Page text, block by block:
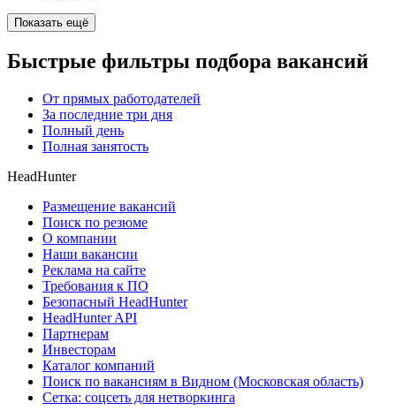
Показать ещё
Быстрые фильтры подбора вакансий
От прямых работодателей
За последние три дня
Полный день
Полная занятость
HeadHunter
Размещение вакансий
Поиск по резюме
О компании
Наши вакансии
Реклама на сайте
Требования к ПО
Безопасный HeadHunter
HeadHunter API
Партнерам
Инвесторам
Каталог компаний
Поиск по вакансиям в Видном (Московская область)
Сетка: соцсеть для нетворкинга